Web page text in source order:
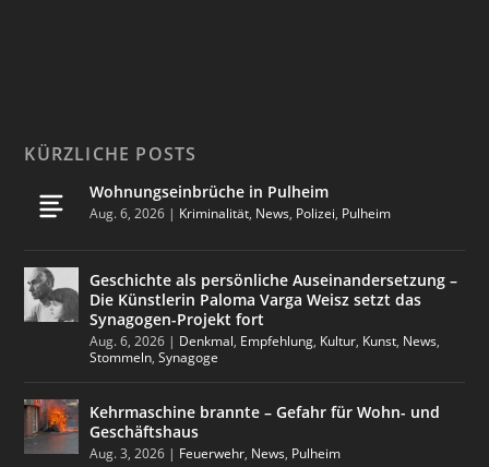
KÜRZLICHE POSTS
Wohnungseinbrüche in Pulheim
Aug. 6, 2026 | Kriminalität, News, Polizei, Pulheim
Geschichte als persönliche Auseinandersetzung –
Die Künstlerin Paloma Varga Weisz setzt das
Synagogen-Projekt fort
Aug. 6, 2026 | Denkmal, Empfehlung, Kultur, Kunst, News,
Stommeln,Synagoge
Kehrmaschine brannte – Gefahr für Wohn- und
Geschäftshaus
Aug. 3, 2026 | Feuerwehr, News, Pulheim